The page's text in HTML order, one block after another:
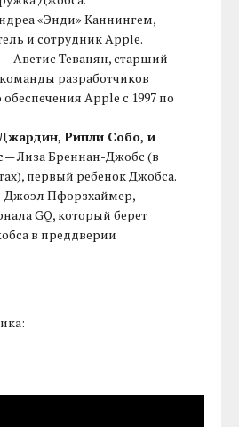
«Энди» Каннингем,
и сотрудник Apple.
— Аветис Теванян, старший
разработчиков
Apple с 1997 по
Рипли Собо, и
— Лиза Бреннан-Джобс (в
первый ребенок Джобса.
Джоэл Пфорзхаймер,
GQ, который берет
в преддверии